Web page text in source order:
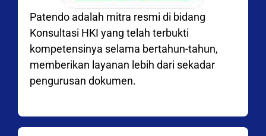
Patendo adalah mitra resmi di bidang
Konsultasi HKI yang telah terbukti
kompetensinya selama bertahun-tahun,
memberikan layanan lebih dari sekadar
pengurusan dokumen.